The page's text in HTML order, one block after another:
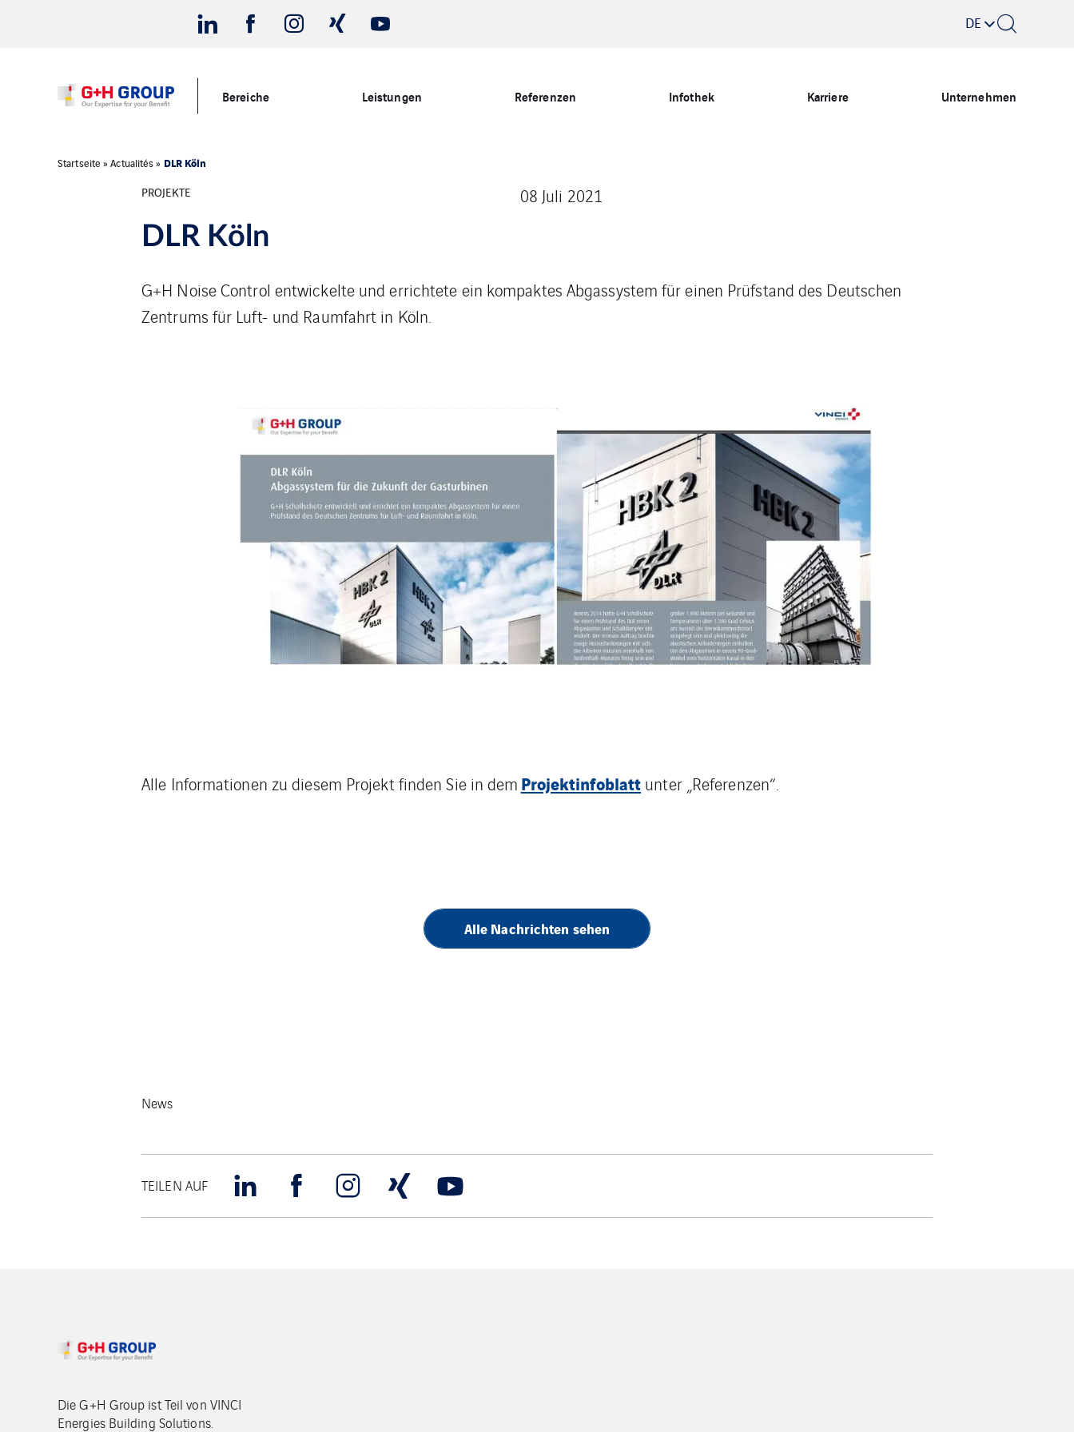
DE
Bereiche Leistungen Referenzen Infothek Karriere Unternehmen
Startseite »Actualités» DLR Köln
PROJEKTE
08 Juli 2021
DLR Köln
G+H Noise Control entwickelte und errichtete ein kompaktes Abgassystem für einen Prüfstand des Deutschen
Zentrums für Luft- und Raumfahrt in Köln.
Alle Informationen zu diesem Projekt finden Sie in dem Projektinfoblatt unter „Referenzen“.
Alle Nachrichten sehen
News
TEILEN AUF
Die G+H Group ist Teil von VINCI
Energies Building Solutions.